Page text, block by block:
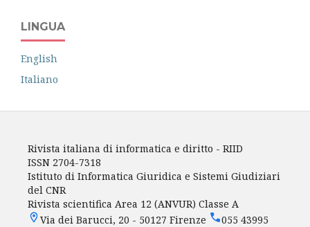
LINGUA
English
Italiano
Rivista italiana di informatica e diritto - RIID
ISSN 2704-7318
Istituto di Informatica Giuridica e Sistemi Giudiziari
del CNR
Rivista scientifica Area 12 (ANVUR) Classe A
Via dei Barucci, 20 - 50127 Firenze
055 43995